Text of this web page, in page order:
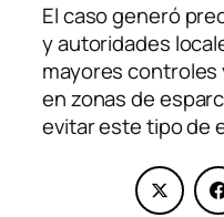
El caso generó
y autoridades
mayores controles
en zonas de
evitar este tipo de